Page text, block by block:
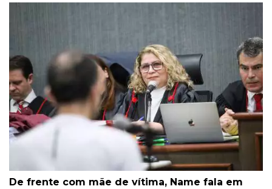
De frente com mãe de vítima, Name fala em